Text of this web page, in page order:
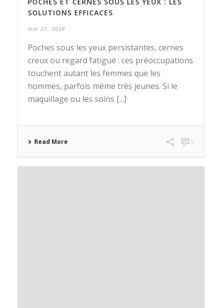
SOLUTIONS EFFICACES
mai 21, 2026
Poches sous les yeux persistantes, cernes
creux ou regard fatigué : ces préoccupations
touchent autant les femmes que les
hommes, parfois même très jeunes. Si le
maquillage ou les soins [...]
Read More 0